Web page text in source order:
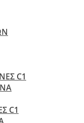
C1
C1